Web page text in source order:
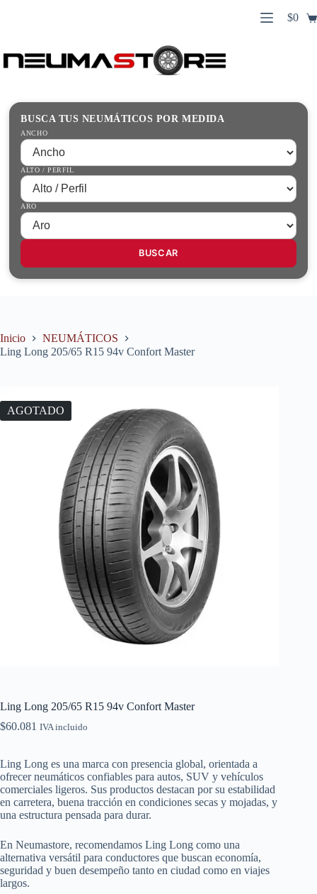
productosInicio
Guías Prácticas
Tienda
Carro
$0
BUSCA TUS NEUMÁTICOS POR MEDIDA
ANCHO
ALTO / PERFIL
ARO
BUSCAR
Inicio
NEUMÁTICOS
Ling Long 205/65 R15 94v Confort Master
AGOTADO
Ling Long 205/65 R15 94v Confort Master
$60.081 IVA incluido
Ling Long es una marca con presencia global, orientada a
ofrecer neumáticos confiables para autos, SUV y vehículos
comerciales ligeros. Sus productos destacan por su estabilidad
en carretera, buena tracción en condiciones secas y mojadas, y
una estructura pensada para durar.
En Neumastore, recomendamos Ling Long como una
alternativa versátil para conductores que buscan economía,
seguridad y buen desempeño tanto en ciudad como en viajes
largos.